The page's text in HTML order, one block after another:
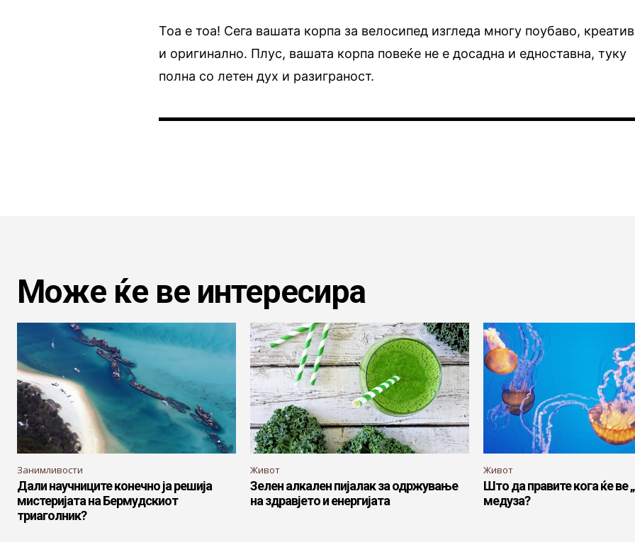
Тоа е тоа! Сега вашата корпа за велосипед изгледа многу поубаво,
и оригинално. Плус, вашата корпа повеќе не е досадна и едноставна, туку
полна со летен дух и разиграност.
Може ќе ве интересира
Занимливости
Дали научниците конечно ја решија
мистеријата на Бермудскиот
триаголник?
Живот
Зелен алкален пијалак за одржување
на здравјето и енергијата
Живот
Што да правите кога ќе ве
медуза?